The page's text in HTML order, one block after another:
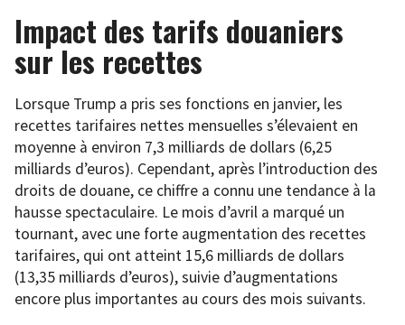
Impact des tarifs douaniers
sur les recettes
Lorsque Trump a pris ses fonctions en janvier, les
recettes tarifaires nettes mensuelles s’élevaient en
moyenne à environ 7,3 milliards de dollars (6,25
milliards d’euros). Cependant, après l’introduction des
droits de douane, ce chiffre a connu une tendance à la
hausse spectaculaire. Le mois d’avril a marqué un
tournant, avec une forte augmentation des recettes
tarifaires, qui ont atteint 15,6 milliards de dollars
(13,35 milliards d’euros), suivie d’augmentations
encore plus importantes au cours des mois suivants.